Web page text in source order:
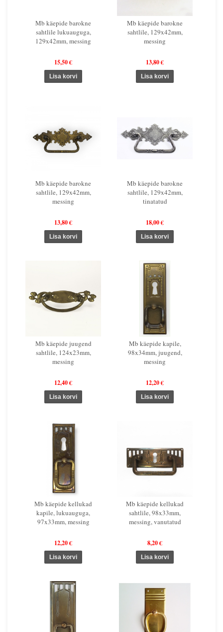
Mb käepide barokne
sahtlile lukuauguga,
129x42mm, messing
15,50 €
Mb käepide barokne
sahtlile, 129x42mm,
messing
13,80 €
Mb käepide barokne
sahtlile, 129x42mm,
messing
13,80 €
Mb käepide barokne
sahtlile, 129x42mm,
tinatatud
18,00 €
Mb käepide juugend
sahtlile, 124x23mm,
messing
12,40 €
Mb käepide kapile,
98x34mm, juugend,
messing
12,20 €
Mb käepide kellukad
kapile, lukuauguga,
97x33mm, messing
12,20 €
Mb käepide kellukad
sahtlile, 98x33mm,
messing, vanutatud
8,20 €